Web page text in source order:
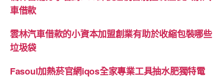
車借款
雲林汽車借款的小資本加盟創業有助於收縮包裝哪些
垃圾袋
Fasoul加熱菸官網iqos全家專業工具抽水肥獨特電